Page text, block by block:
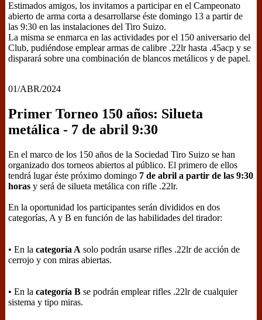
Estimados amigos, los invitamos a participar en el Campeonato
abierto de arma corta a desarrollarse éste domingo 13 a partir de
las 9:30 en las instalaciones del Tiro Suizo.
La misma se enmarca en las actividades por el 150 aniversario del
Club, pudiéndose emplear armas de calibre .22lr hasta .45acp y se
disparará sobre una combinación de blancos metálicos y de papel.
01/ABR/2024
Primer Torneo 150 años: Silueta
metálica - 7 de abril 9:30
En el marco de los 150 años de la Sociedad Tiro Suizo se han
organizado dos torneos abiertos al público. El primero de ellos
tendrá lugar éste próximo domingo 7 de abril a partir de las 9:30
horas y será de silueta metálica con rifle .22lr.
En la oportunidad los participantes serán divididos en dos
categorías, A y B en función de las habilidades del tirador:
• En la categoría A solo podrán usarse rifles .22lr de acción de
cerrojo y con miras abiertas.
• En la categoría B se podrán emplear rifles .22lr de cualquier
sistema y tipo miras.